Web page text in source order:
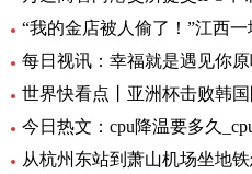
每日视讯：幸福就是遇见你
今日热文：cpu降温要多久